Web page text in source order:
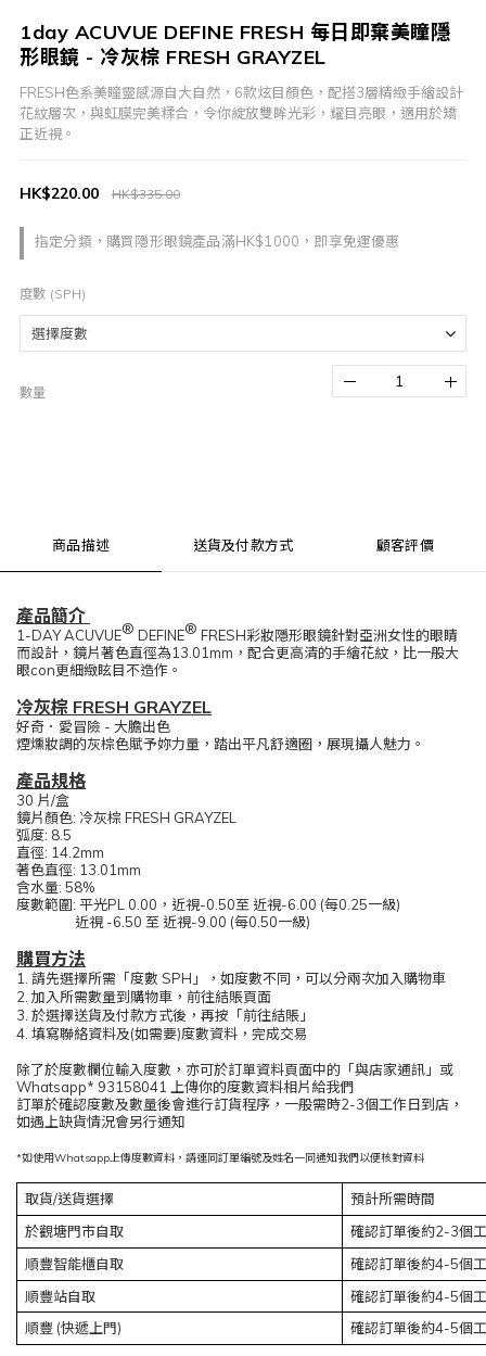
1day ACUVUE DEFINE FRESH 每日即棄美瞳隱
形眼鏡 - 冷灰棕 FRESH GRAYZEL
FRESH色系美瞳靈感源自大自然，6款炫目顏色，配搭3層精緻手繪設計
花紋層次，與虹膜完美糅合，令你綻放雙眸光彩，耀目亮眼，適用於矯
正近視。
指定分類，購買隱形眼鏡產品滿HK$1000，即享免運優惠
HK$335.00
HK$220.00
度數 (SPH)
數量
商品描述 送貨及付款方式 顧客評價
產品簡介
1-DAY ACUVUE® DEFINE® FRESH彩妝隱形眼鏡針對亞洲女性的眼睛
而設計，鏡片著色直徑為13.01mm，配合更高清的手繪花紋，比一般大
眼con更細緻眩目不造作。
冷灰棕 FRESH GRAYZEL
好奇．愛冒險 - 大膽出色
煙燻妝調的灰棕色賦予妳力量，踏出平凡舒適圈，展現攝人魅力。
產品規格
30 片/盒
鏡片顏色: 冷灰棕 FRESH GRAYZEL
弧度: 8.5
直徑: 14.2mm
著色直徑: 13.01mm
含水量: 58%
度數範圍: 平光PL 0.00，近視-0.50至 近視-6.00 (每0.25一級)
近視 -6.50 至 近視-9.00 (每0.50一級)
購買方法
1. 請先選擇所需「度數 SPH」，如度數不同，可以分兩次加入購物車
2. 加入所需數量到購物車，前往結賬頁面
3. 於選擇送貨及付款方式後，再按「前往結賬」
4. 填寫聯絡資料及(如需要)度數資料，完成交易
除了於度數欄位輸入度數，亦可於訂單資料頁面中的「與店家通訊」或
Whatsapp* 93158041 上傳你的度數資料相片給我們
訂單於確認度數及數量後會進行訂貨程序，一般需時2-3個工作日到店，
如遇上缺貨情況會另行通知
*如使用Whatsapp上傳度數資料，請連同訂單編號及姓名一同通知我們以便核對資料
取貨/送貨選擇
預計所需時間
於觀塘門市自取
確認訂單後約2-3個
順豐智能櫃自取
確認訂單後約4-5個
順豐站自取
確認訂單後約4-5個
順豐 (快遞上門) 確認訂單後約4-5個